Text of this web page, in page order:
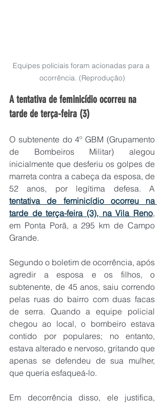
Equipes policiais foram acionadas para a
ocorrência. (Reprodução)
A tentativa de feminicídio ocorreu na
tarde de terça-feira (3)
O subtenente do 4º GBM (Grupamento
de Bombeiros Militar) alegou
inicialmente que desferiu os golpes de
marreta contra a cabeça da esposa, de
tentativa de feminicídio ocorreu na
tarde de terça-feira (3), na Vila Reno,
em Ponta Porã, a 295 km de Campo
Grande.
Segundo o boletim de ocorrência, após
agredir a esposa e os filhos, o
subtenente, de 45 anos, saiu correndo
pelas ruas do bairro com duas facas
de serra. Quando a equipe policial
chegou ao local, o bombeiro estava
contido por populares; no entanto,
estava alterado e nervoso, gritando que
apenas se defendeu de sua mulher,
que queria esfaqueá-lo.
Em decorrência disso, ele justifica,